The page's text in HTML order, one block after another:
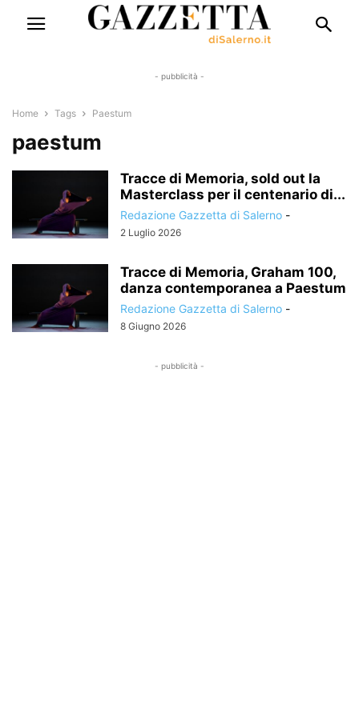
- pubblicità -
Home Tags Paestum
paestum
Tracce di Memoria, sold out la
Masterclass per il centenario di...
Redazione Gazzetta di Salerno -
2 Luglio 2026
Tracce di Memoria, Graham 100,
danza contemporanea a Paestum
Redazione Gazzetta di Salerno -
8 Giugno 2026
- pubblicità -